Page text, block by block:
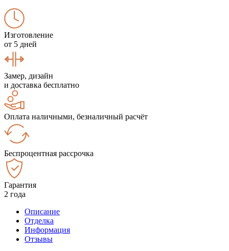
Изготовление
от 5 дней
Замер, дизайн
и доставка бесплатно
Оплата наличными, безналичный расчёт
Беспроцентная рассрочка
Гарантия
2 года
Описание
Отделка
Информация
Отзывы